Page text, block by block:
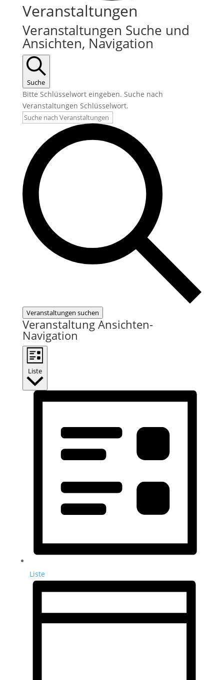
Veranstaltungen
Veranstaltungen Suche und
Ansichten, Navigation
Suche
Bitte Schlüsselwort eingeben. Suche nach
Veranstaltungen Schlüsselwort.
Veranstaltungen suchen
Veranstaltung Ansichten-
Navigation
Liste
Liste